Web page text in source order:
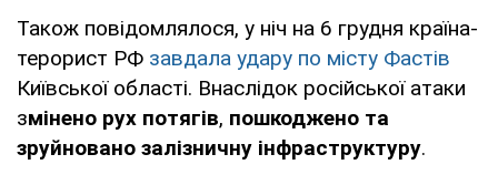
Також повідомлялося, у ніч на 6 грудня країна-
терорист РФ завдала удару по місту Фастів
Київської області. Внаслідок російської атаки
змінено рух потягів, пошкоджено та
зруйновано залізничну інфраструктуру.